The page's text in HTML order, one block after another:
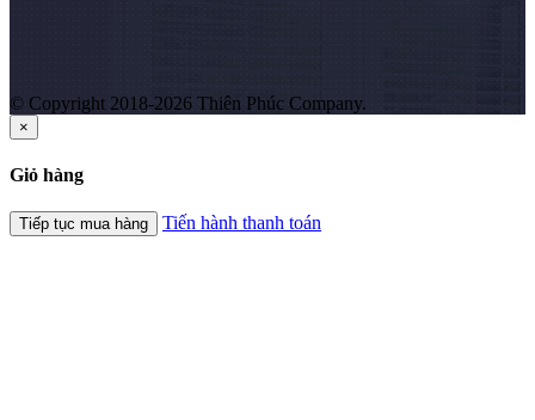
© Copyright 2018-2026 Thiên Phúc Company.
×
Giỏ hàng
Tiếp tục mua hàng Tiến hành thanh toán